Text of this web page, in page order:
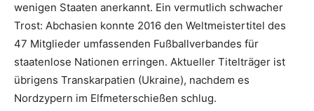
wenigen Staaten anerkannt. Ein vermutlich schwacher
Trost: Abchasien konnte 2016 den Weltmeistertitel des
47 Mitglieder umfassenden Fußballverbandes für
staatenlose Nationen erringen. Aktueller Titelträger ist
übrigens Transkarpatien (Ukraine), nachdem es
Nordzypern im Elfmeterschießen schlug.